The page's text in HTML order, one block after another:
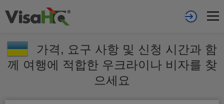
가격, 요구 사항 및 신청 시간과 함
께 여행에 적합한 우크라이나 비자를 찾
으세요